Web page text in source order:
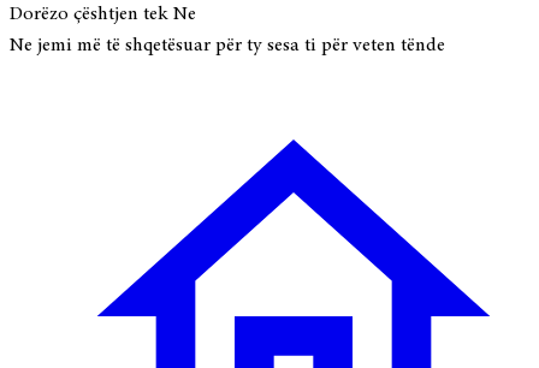
Dorëzo çështjen tek Ne
Ne jemi më të shqetësuar për ty sesa ti për veten tënde